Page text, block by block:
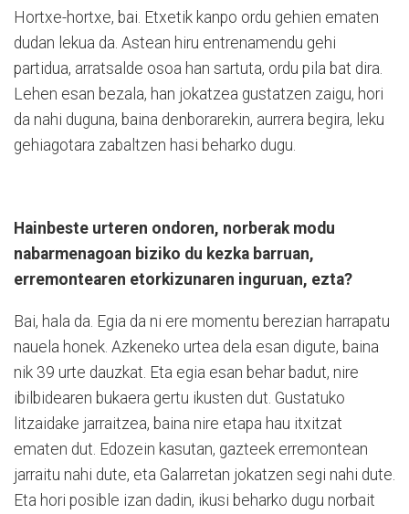
Hortxe-hortxe, bai. Etxetik kanpo ordu gehien ematen
dudan lekua da. Astean hiru entrenamendu gehi
partidua, arratsalde osoa han sartuta, ordu pila bat dira.
Lehen esan bezala, han jokatzea gustatzen zaigu, hori
da nahi duguna, baina denborarekin, aurrera begira, leku
gehiagotara zabaltzen hasi beharko dugu.
Hainbeste urteren ondoren, norberak modu
nabarmenagoan biziko du kezka barruan,
erremontearen etorkizunaren inguruan, ezta?
Bai, hala da. Egia da ni ere momentu berezian harrapatu
nauela honek. Azkeneko urtea dela esan digute, baina
nik 39 urte dauzkat. Eta egia esan behar badut, nire
ibilbidearen bukaera gertu ikusten dut. Gustatuko
litzaidake jarraitzea, baina nire etapa hau itxitzat
ematen dut. Edozein kasutan, gazteek erremontean
jarraitu nahi dute, eta Galarretan jokatzen segi nahi dute.
Eta hori posible izan dadin, ikusi beharko dugu norbait